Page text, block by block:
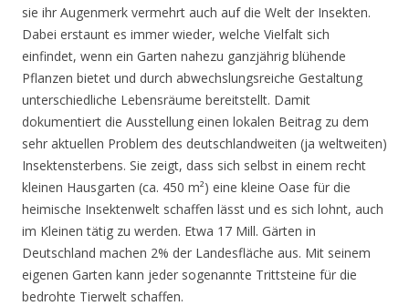
sie ihr Augenmerk vermehrt auch auf die Welt der Insekten.
Dabei erstaunt es immer wieder, welche Vielfalt sich
einfindet, wenn ein Garten nahezu ganzjährig blühende
Pflanzen bietet und durch abwechslungsreiche Gestaltung
unterschiedliche Lebensräume bereitstellt. Damit
dokumentiert die Ausstellung einen lokalen Beitrag zu dem
sehr aktuellen Problem des deutschlandweiten (ja weltweiten)
Insektensterbens. Sie zeigt, dass sich selbst in einem recht
kleinen Hausgarten (ca. 450 m²) eine kleine Oase für die
heimische Insektenwelt schaffen lässt und es sich lohnt, auch
im Kleinen tätig zu werden. Etwa 17 Mill. Gärten in
Deutschland machen 2% der Landesfläche aus. Mit seinem
eigenen Garten kann jeder sogenannte Trittsteine für die
bedrohte Tierwelt schaffen.